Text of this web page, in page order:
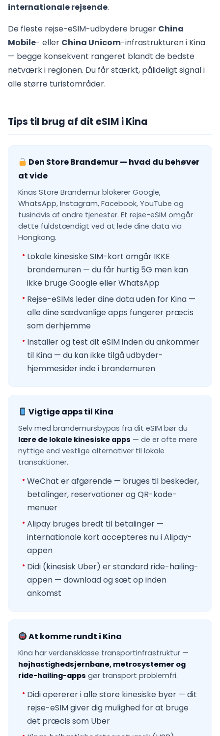
internationale rejsende.
De fleste rejse-eSIM-udbydere bruger China
Mobile- eller China Unicom-infrastrukturen i Kina
— begge konsekvent rangeret blandt de bedste
netværk i regionen. Du får stærkt, pålideligt signal i
alle større turistområder.
Tips til brug af dit eSIM i Kina
Den Store Brandemur — hvad du behøver
at vide
Kinas Store Brandemur blokerer Google,
WhatsApp, Instagram, Facebook, YouTube og
tusindvis af andre tjenester. Et rejse-eSIM omgår
dette fuldstændigt ved at lede dine data via
Hongkong.
Lokale kinesiske SIM-kort omgår IKKE
brandemuren — du får hurtig 5G men kan
ikke bruge Google eller WhatsApp
Rejse-eSIMs leder dine data uden for Kina —
alle dine sædvanlige apps fungerer præcis
som derhjemme
Installer og test dit eSIM inden du ankommer
til Kina — du kan ikke tilgå udbyder-
hjemmesider inde i brandemuren
Vigtige apps til Kina
Selv med brandemursbypas fra dit eSIM bør du
lære de lokale kinesiske apps — de er ofte mere
nyttige end vestlige alternativer til lokale
transaktioner.
WeChat er afgørende — bruges til beskeder,
betalinger, reservationer og QR-kode-
menuer
Alipay bruges bredt til betalinger —
internationale kort accepteres nu i Alipay-
appen
Didi (kinesisk Uber) er standard ride-hailing-
appen — download og sæt op inden
ankomst
At komme rundt i Kina
Kina har verdensklasse transportinfrastruktur —
højhastighedsjernbane, metrosystemer og
ride-hailing-apps gør transport problemfri.
Didi opererer i alle store kinesiske byer — dit
rejse-eSIM giver dig mulighed for at bruge
det præcis som Uber